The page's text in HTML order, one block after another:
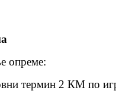
опреме:
термин 2 КМ по